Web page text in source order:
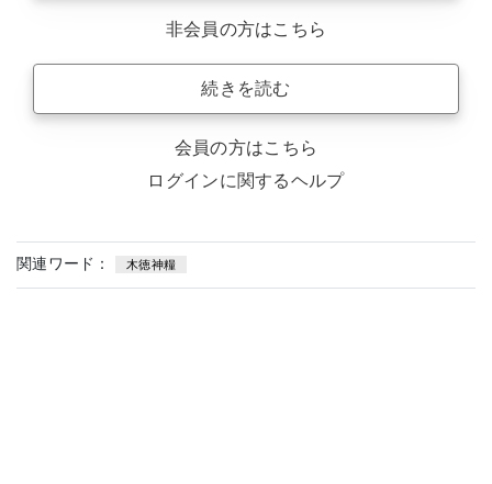
非会員の方はこちら
続きを読む
会員の方はこちら
ログインに関するヘルプ
関連ワード： 木徳神糧